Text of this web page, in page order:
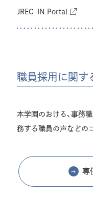
JREC-IN Portal
職員採用に関す
本学園のおける、事務
務する職員の声などの
専